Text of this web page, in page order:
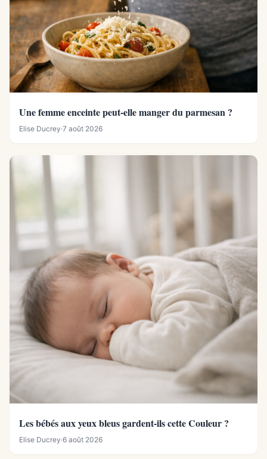
Une femme enceinte peut-elle manger du parmesan ?
Elise Ducrey·7 août 2026
Les bébés aux yeux bleus gardent-ils cette Couleur ?
Elise Ducrey·6 août 2026